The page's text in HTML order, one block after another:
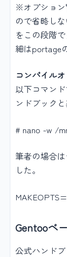
※オプション
ので省略し
をこの段階
細はportage
コンパイル
以下コマン
ンドブック
# nano -w /
筆者の場合
した。
Gentooベ
公式ハンド